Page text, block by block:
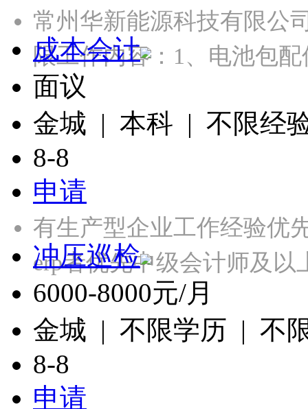
常州华新能源科技有限公
限工作内容：1、电池包
成本会计
面议
金城 | 本科 | 不限经
8-8
申请
有生产型企业工作经验优
erp者优先中级会计师及
冲压巡检
6000-8000元/月
金城 | 不限学历 | 不
8-8
申请